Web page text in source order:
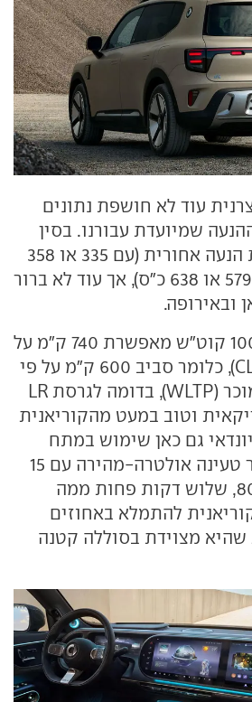
עוד לא חושפת נתונים
שמיועדת עבורנו. בסין
היא תוצע בגרסאות הנעה אחורית (עם 335 או 358
כ"ס) או כפולה (עם 579 או 638 כ"ס), אך עוד לא ברור
ובאירופה.
הסוללה בקיבולת 100 קוט"ש מאפשרת 740 ק"מ על
פי התקן הסיני (CLTC), כלומר סביב 600 ק"מ על פי
התקן האירופאי המוכר (WLTP), בדומה לגרסת LR
וטוב במעט מהקוריאנית
גם כאן שימוש במתח
גבוה (800V) יאפשר טעינה אולטרה-מהירה עם 15
דקות מ-10% ל-80%, שלוש דקות פחות ממה
להתמלא באחוזים
שהיא מצוידת בסוללה קטנה